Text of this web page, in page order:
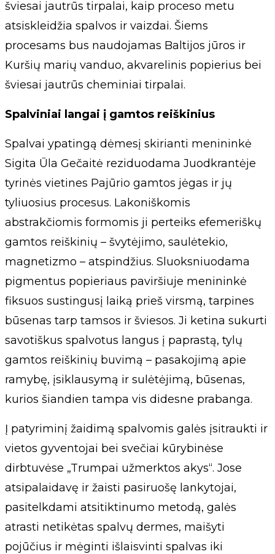
šviesai jautrūs tirpalai, kaip proceso metu
atsiskleidžia spalvos ir vaizdai. Šiems
procesams bus naudojamas Baltijos jūros ir
Kuršių marių vanduo, akvarelinis popierius bei
šviesai jautrūs cheminiai tirpalai.
Spalviniai langai į gamtos reiškinius
Spalvai ypatingą dėmesį skirianti menininkė
Sigita Ūla Gečaitė reziduodama Juodkrantėje
tyrinės vietines Pajūrio gamtos jėgas ir jų
tyliuosius procesus. Lakoniškomis
abstrakčiomis formomis ji perteiks efemeriškų
gamtos reiškinių – švytėjimo, saulėtekio,
magnetizmo – atspindžius. Sluoksniuodama
pigmentus popieriaus paviršiuje menininkė
fiksuos sustingusį laiką prieš virsmą, tarpines
būsenas tarp tamsos ir šviesos. Ji ketina sukurti
savotiškus spalvotus langus į paprastą, tylų
gamtos reiškinių buvimą – pasakojimą apie
ramybę, įsiklausymą ir sulėtėjimą, būsenas,
kurios šiandien tampa vis didesne prabanga.
Į patyriminį žaidimą spalvomis galės įsitraukti ir
vietos gyventojai bei svečiai kūrybinėse
dirbtuvėse „Trumpai užmerktos akys“. Jose
atsipalaidavę ir žaisti pasiruošę lankytojai,
pasitelkdami atsitiktinumo metodą, galės
atrasti netikėtas spalvų dermes, maišyti
pojūčius ir mėginti išlaisvinti spalvas iki